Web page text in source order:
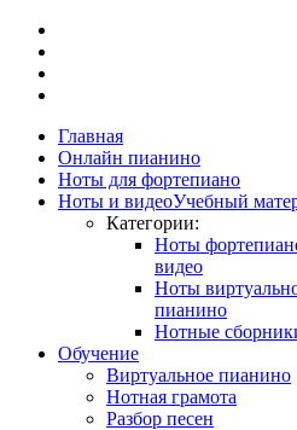
Главная
Онлайн пианино
Ноты для фортепиано
Ноты и видеоУчебный
Категории:
Ноты
видео
Ноты
пианино
Нотные
Обучение
Виртуальное пианино
Нотная грамота
Разбор песен